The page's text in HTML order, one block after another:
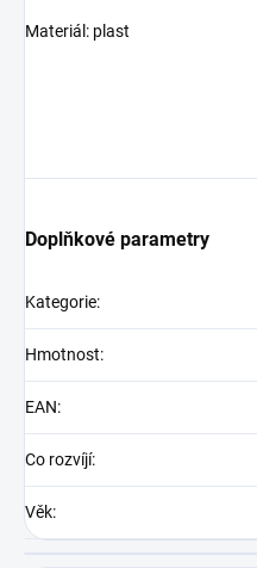
Materiál: plast
Doplňkové parametry
Kategorie:
Hmotnost:
EAN:
Co rozvíjí:
Věk: